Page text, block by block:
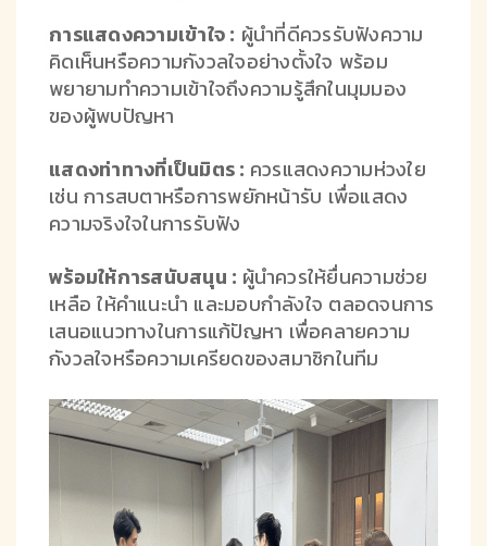
การแสดงความเข้าใจ : ผู้นำที่ดีควรรับฟังความ
คิดเห็นหรือความกังวลใจอย่างตั้งใจ พร้อม
พยายามทำความเข้าใจถึงความรู้สึกในมุมมอง
ของผู้พบปัญหา
แสดงท่าทางที่เป็นมิตร : ควรแสดงความห่วงใย
เช่น การสบตาหรือการพยักหน้ารับ เพื่อแสดง
ความจริงใจในการรับฟัง
พร้อมให้การสนับสนุน : ผู้นำควรให้ยื่นความช่วย
เหลือ ให้คำแนะนำ และมอบกำลังใจ ตลอดจนการ
เสนอแนวทางในการแก้ปัญหา เพื่อคลายความ
กังวลใจหรือความเครียดของสมาชิกในทีม